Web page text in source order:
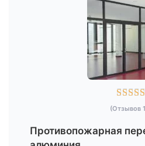

(Отзывов
Противопожарная